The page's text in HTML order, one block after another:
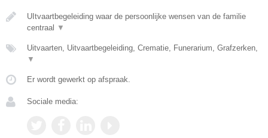
UItvaartbegeleiding waar de persoonlijke wensen van de familie
centraal
▼
Uitvaarten, Uitvaartbegeleiding, Crematie, Funerarium, Grafzerken,
▼
Er wordt gewerkt op afspraak.
Sociale media: